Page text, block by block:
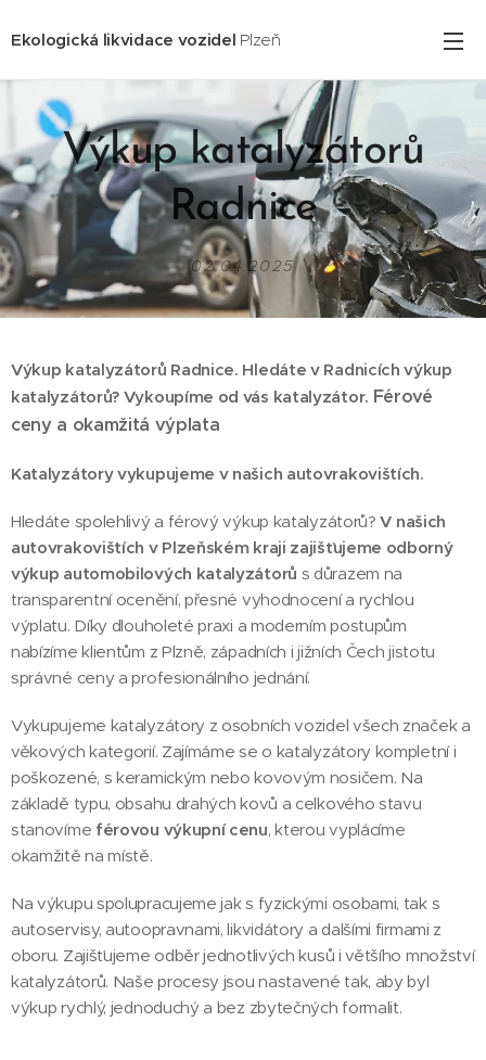
Ekologická likvidace vozidel Plzeň
Výkup katalyzátorů
Radnice
02.04.2025
Výkup katalyzátorů Radnice. Hledáte v Radnicích výkup
katalyzátorů? Vykoupíme od vás katalyzátor. Férové
ceny a okamžitá výplata
Katalyzátory vykupujeme v našich autovrakovištích.
Hledáte spolehlivý a férový výkup katalyzátorů?V našich
autovrakovištích v Plzeňském kraji zajišťujeme odborný
výkup automobilových katalyzátorů s důrazem na
transparentní ocenění, přesné vyhodnocení a rychlou
výplatu. Díky dlouholeté praxi a moderním postupům
nabízíme klientům z Plzně, západních i jižních Čech jistotu
správné ceny a profesionálního jednání.
Vykupujeme katalyzátory z osobních vozidel všech značek a
věkových kategorií. Zajímáme se o katalyzátory kompletní i
poškozené, s keramickým nebo kovovým nosičem. Na
základě typu, obsahu drahých kovů a celkového stavu
stanovíme férovou výkupní cenu, kterou vyplácíme
okamžitě na místě.
Na výkupu spolupracujeme jak s fyzickými osobami, tak s
autoservisy, autoopravnami, likvidátory a dalšími firmami z
oboru. Zajišťujeme odběr jednotlivých kusů i většího množství
katalyzátorů. Naše procesy jsou nastavené tak, aby byl
výkup rychlý, jednoduchý a bez zbytečných formalit.